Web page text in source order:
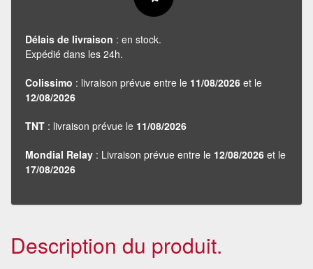
Délais de livraison : en stock.
Expédié dans les 24h.
Colissimo : livraison prévue entre le 11/08/2026 et le
12/08/2026
TNT : livraison prévue le 11/08/2026
Mondial Relay : Livraison prévue entre le 12/08/2026 et le
17/08/2026
Description du produit.